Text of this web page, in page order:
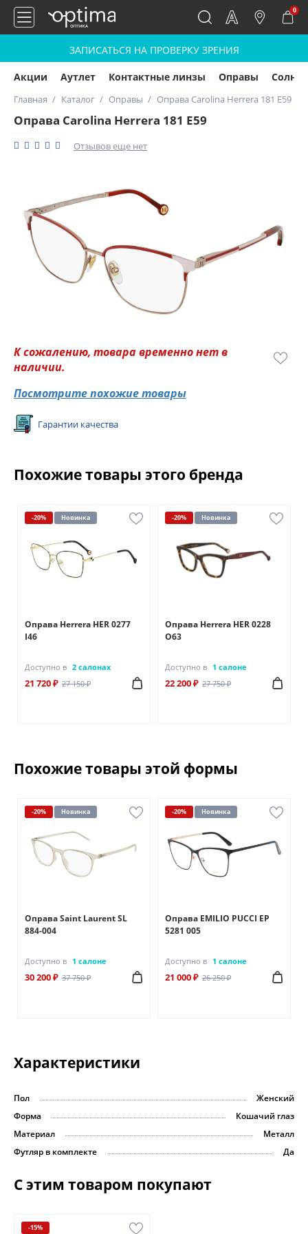
0
ЗАПИСАТЬСЯ НА ПРОВЕРКУ ЗРЕНИЯ
Акции Аутлет Контактные линзы Оправы
Главная Каталог Оправы Оправа Carolina Herrera 181 E59
Оправа Carolina Herrera 181 E59
Отзывов еще нет
К сожалению, товара временно нет в
наличии.
Посмотрите похожие товары
Гарантии качества
Похожие товары этого бренда
-20% Новинка
Оправа Herrera HER 0277
I46
Доступно в 2 салонах
21 720 ₽ 27 150 ₽
-20% Новинка
Оправа Herrera HER 0228
О63
Доступно в 1 салоне
22 200 ₽ 27 750 ₽
Похожие товары этой формы
-20% Новинка
Оправа Saint Laurent SL
884-004
Доступно в 1 салоне
30 200 ₽ 37 750 ₽
-20% Новинка
Оправа EMILIO PUCCI EP
5281 005
Доступно в 1 салоне
21 000 ₽ 26 250 ₽
Характеристики
Пол
Женский
Форма
Кошачий глаз
Материал
Металл
Футляр в комплекте
Да
С этим товаром покупают
-15%